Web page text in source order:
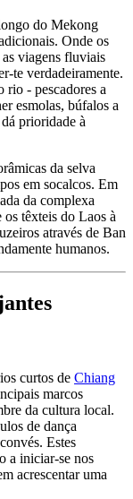
do Mekong
Onde os
as viagens fluviais
te verdadeiramente.
rio - pescadores a
esmolas, búfalos a
prioridade à
da selva
em socalcos. Em
da complexa
têxteis do Laos à
através de Ban
humanos.
curtos de Chiang
marcos
da cultura local.
de dança
Estes
a iniciar-se nos
acrescentar uma